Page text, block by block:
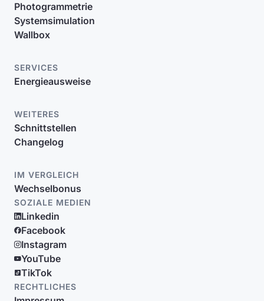
Photogrammetrie
Systemsimulation
Wallbox
SERVICES
Energieausweise
WEITERES
Schnittstellen
Changelog
IM VERGLEICH
Wechselbonus
SOZIALE MEDIEN
Linkedin
Facebook
Instagram
YouTube
TikTok
RECHTLICHES